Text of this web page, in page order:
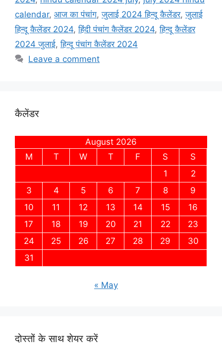
calendar, आज का पंचांग,जुलाई 2024 हिन्दू कैलेंडर,जुलाई
हिन्दू कैलेंडर 2024,हिंदी पंचांग कैलेंडर 2024,हिन्दू कैलेंडर
2024 जुलाई,हिन्दू पंचांग कैलेंडर 2024
Leave a comment
कैलेंडर
August 2026
M
T W T F S
S
1
2
3
4 5 6 7 8
9
10
11 12 13 14 15
16
17
18 19 20 21 22
23
24
25 26 27 28 29
30
31
« May
दोस्तों के साथ शेयर करें